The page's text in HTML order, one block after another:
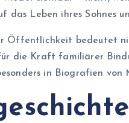
das Leben ihres Sohnes
Öffentlichkeit bedeutet
die Kraft familiärer
in Biografien